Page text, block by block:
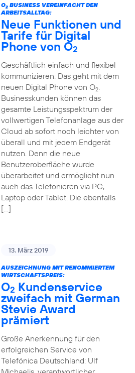
O2BUSINESS VEREINFACHT DEN
ARBEITSALLTAG:
Neue Funktionen und
Tarife für Digital
Phone von O2
Geschäftlich einfach und flexibel
kommunizieren: Das geht mit dem
neuen Digital Phone von O2.
Businesskunden können das
gesamte Leistungsspektrum der
vollwertigen Telefonanlage aus der
Cloud ab sofort noch leichter von
überall und mit jedem Endgerät
nutzen. Denn die neue
Benutzeroberfläche wurde
überarbeitet und ermöglicht nun
auch das Telefonieren via PC,
Laptop oder Tablet. Die ebenfalls
[…]
13. März 2019
AUSZEICHNUNG MIT RENOMMIERTEM
WIRTSCHAFTSPREIS:
O2 Kundenservice
zweifach mit German
Stevie Award
prämiert
Große Anerkennung für den
erfolgreichen Service von
Telefónica Deutschland: Ulf